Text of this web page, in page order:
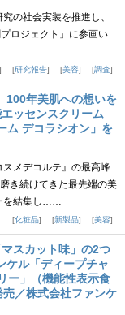
の社会実装を推進し、
ロジェクト」に参画い
研究報告 美容 調査
年美肌への想いを
ッセンスクリーム
ム デコラシオン」を
メデコルテ』の最高峰
き続けてきた最先端の美
を結集し……
化粧品 新製品 美容
スカット味」の2つ
ケル「ディープチャ
ー」（機能性表示食
／株式会社ファンケ